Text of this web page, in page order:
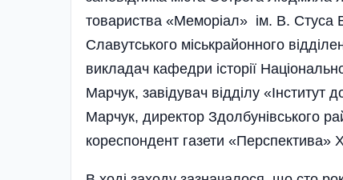
товариства «Меморіал» ім. В. Стуса
Славутського міськ­районного
викладач кафедри історії
Марчук, завідувач відділу «Інститут
Марчук, директор Здолбунівського
кореспондент газети